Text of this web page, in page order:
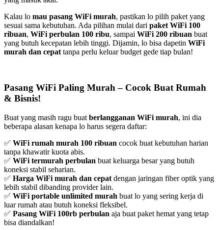
Kalau lo mau pasang WiFi murah, pastikan lo pilih paket yang
sesuai sama kebutuhan. Ada pilihan mulai dari paket WiFi 100
ribuan, WiFi perbulan 100 ribu, sampai WiFi 200 ribuan buat
yang butuh kecepatan lebih tinggi. Dijamin, lo bisa dapetin WiFi
murah dan cepat tanpa perlu keluar budget gede tiap bulan!
Pasang WiFi Paling Murah – Cocok Buat Rumah
& Bisnis!
Buat yang masih ragu buat berlangganan WiFi murah, ini dia
beberapa alasan kenapa lo harus segera daftar:
✅ WiFi rumah murah 100 ribuan cocok buat kebutuhan harian
tanpa khawatir kuota abis.
✅ WiFi termurah perbulan buat keluarga besar yang butuh
koneksi stabil seharian.
✅ Harga WiFi murah dan cepat dengan jaringan fiber optik yang
lebih stabil dibanding provider lain.
✅ WiFi portable unlimited murah buat lo yang sering kerja di
luar rumah atau butuh koneksi fleksibel.
✅ Pasang WiFi 100rb perbulan aja buat paket hemat yang tetap
bisa diandalkan!